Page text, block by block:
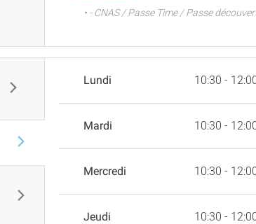
• - CNAS / Passe Time / Passe
Lundi 10:30 -
Mardi 10:30 -
Mercredi 10:30 -
Jeudi 10:30 -